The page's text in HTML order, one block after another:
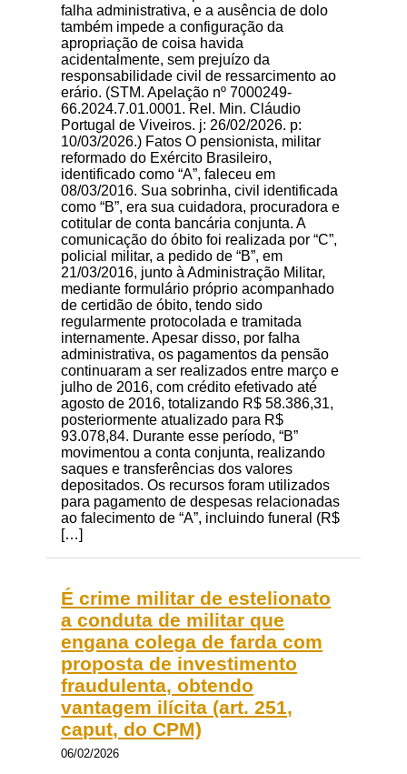
falha administrativa, e a ausência de dolo
também impede a configuração da
apropriação de coisa havida
acidentalmente, sem prejuízo da
responsabilidade civil de ressarcimento ao
erário. (STM. Apelação nº 7000249-
66.2024.7.01.0001. Rel. Min. Cláudio
Portugal de Viveiros. j: 26/02/2026. p:
10/03/2026.) Fatos O pensionista, militar
reformado do Exército Brasileiro,
identificado como “A”, faleceu em
08/03/2016. Sua sobrinha, civil identificada
como “B”, era sua cuidadora, procuradora e
cotitular de conta bancária conjunta. A
comunicação do óbito foi realizada por “C”,
policial militar, a pedido de “B”, em
21/03/2016, junto à Administração Militar,
mediante formulário próprio acompanhado
de certidão de óbito, tendo sido
regularmente protocolada e tramitada
internamente. Apesar disso, por falha
administrativa, os pagamentos da pensão
continuaram a ser realizados entre março e
julho de 2016, com crédito efetivado até
agosto de 2016, totalizando R$ 58.386,31,
posteriormente atualizado para R$
93.078,84. Durante esse período, “B”
movimentou a conta conjunta, realizando
saques e transferências dos valores
depositados. Os recursos foram utilizados
para pagamento de despesas relacionadas
ao falecimento de “A”, incluindo funeral (R$
[…]
É crime militar de estelionato
a conduta de militar que
engana colega de farda com
proposta de investimento
fraudulenta, obtendo
vantagem ilícita (art. 251,
caput, do CPM)
06/02/2026